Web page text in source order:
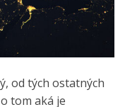
od tých ostatných
tom aká je